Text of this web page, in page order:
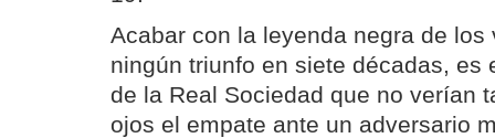
Acabar con la leyenda negra de los
ningún triunfo en siete décadas, es
de la Real Sociedad que no verían
ojos el empate ante un adversario